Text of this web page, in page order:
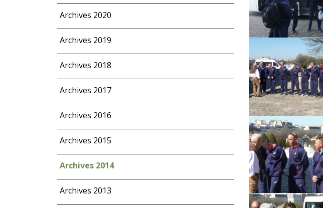
Archives 2020
Archives 2019
Archives 2018
Archives 2017
Archives 2016
Archives 2015
Archives 2014
Archives 2013